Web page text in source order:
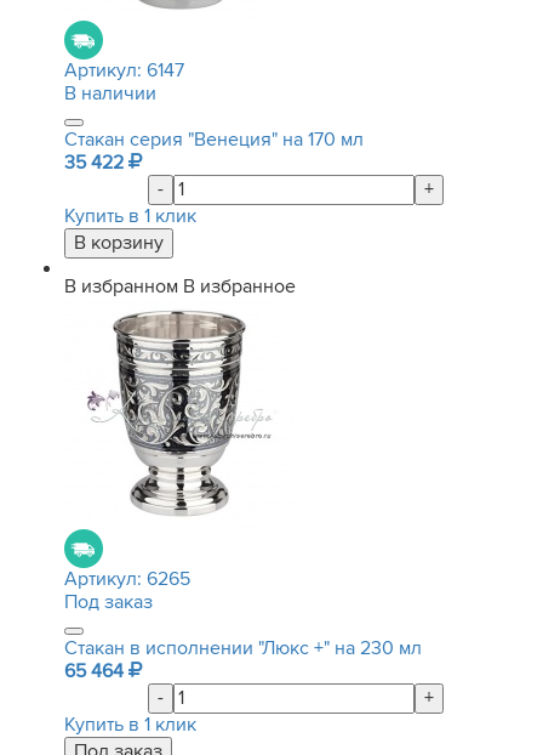
Артикул: 6147
В наличии
Стакан серия "Венеция" на 170 мл
35 422
-
+
Купить в 1 клик
В избранном В избранное
Артикул: 6265
Под заказ
Стакан в исполнении "Люкс +" на 230 мл
65 464
-
+
Купить в 1 клик